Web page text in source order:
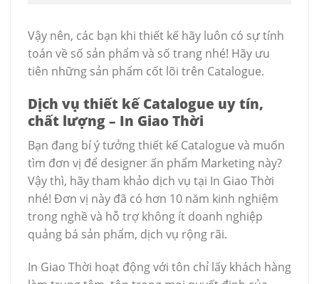
Vậy nên, các bạn khi thiết kế hãy luôn có sự tính
toán về số sản phẩm và số trang nhé! Hãy ưu
tiên những sản phẩm cốt lõi trên Catalogue.
Dịch vụ thiết kế Catalogue uy tín,
chất lượng – In Giao Thời
Bạn đang bí ý tưởng thiết kế Catalogue và muốn
tìm đơn vị để designer ấn phẩm Marketing này?
Vậy thì, hãy tham khảo dịch vụ tại In Giao Thời
nhé! Đơn vị này đã có hơn 10 năm kinh nghiệm
trong nghề và hỗ trợ không ít doanh nghiệp
quảng bá sản phẩm, dịch vụ rộng rãi.
In Giao Thời hoạt động với tôn chỉ lấy khách hàng